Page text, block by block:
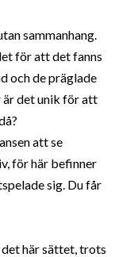
sammanhang.
för att det fanns
och de präglade
är det unik för att
att se
för här befinner
sig. Du får
här sättet, trots